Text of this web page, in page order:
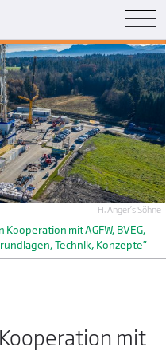
H. Anger’s Söhne
Kooperation mit AGFW, BVEG,
Technik, Konzepte”
mit